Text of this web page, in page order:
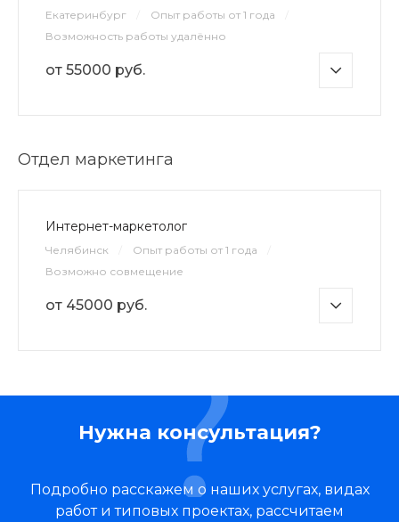
Екатеринбург Опыт работы от 1 года
Возможность работы удалённо
от 55000 руб.
Отдел маркетинга
Интернет-маркетолог
Челябинск Опыт работы от 1 года
Возможно совмещение
от 45000 руб.
Нужна консультация?
Подробно расскажем о наших услугах, видах
работ и типовых проектах, рассчитаем